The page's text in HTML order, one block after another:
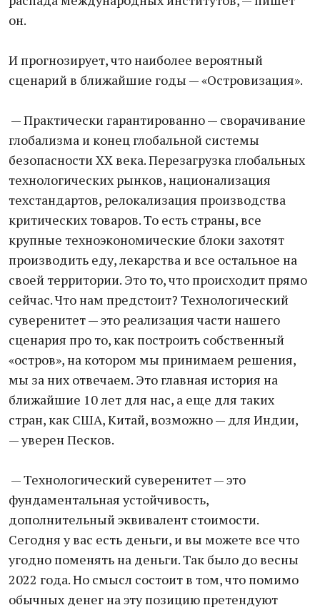
он.
И прогнозирует, что наиболее вероятный
сценарий в ближайшие годы — «Островизация».
— Практически гарантированно — сворачивание
глобализма и конец глобальной системы
безопасности XX века. Перезагрузка глобальных
технологических рынков, национализация
техстандартов, релокализация производства
критических товаров. То есть страны, все
крупные техноэкономические блоки захотят
производить еду, лекарства и все остальное на
своей территории. Это то, что происходит прямо
сейчас. Что нам предстоит? Технологический
суверенитет — это реализация части нашего
сценария про то, как построить собственный
«остров», на котором мы принимаем решения,
мы за них отвечаем. Это главная история на
ближайшие 10 лет для нас, а еще для таких
стран, как США, Китай, возможно — для Индии,
— уверен Песков.
— Технологический суверенитет — это
фундаментальная устойчивость,
дополнительный эквивалент стоимости.
Сегодня у вас есть деньги, и вы можете все что
угодно поменять на деньги. Так было до весны
2022 года. Но смысл состоит в том, что помимо
обычных денег на эту позицию претендуют